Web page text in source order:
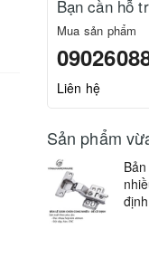
Bạn cần hỗ
Mua sản phẩm
Liên hệ
Sản phẩm